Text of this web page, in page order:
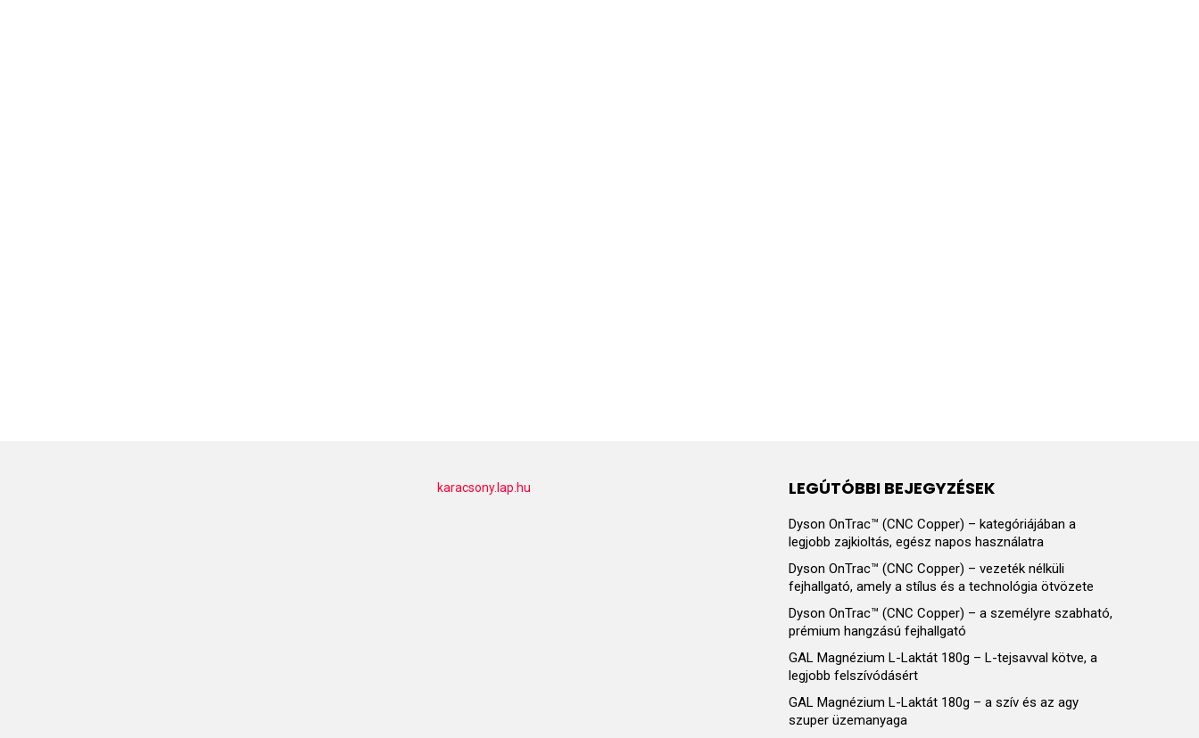
karacsony.lap.hu LEGÚTÓBBI BEJEGYZÉSEK
Dyson OnTrac™ (CNC Copper) – kategóriájában a
legjobb zajkioltás, egész napos használatra
Dyson OnTrac™ (CNC Copper) – vezeték nélküli
fejhallgató, amely a stílus és a technológia ötvözete
Dyson OnTrac™ (CNC Copper) – a személyre szabható,
prémium hangzású fejhallgató
GAL Magnézium L-Laktát 180g – L-tejsavval kötve, a
legjobb felszívódásért
GAL Magnézium L-Laktát 180g – a szív és az agy
szuper üzemanyaga